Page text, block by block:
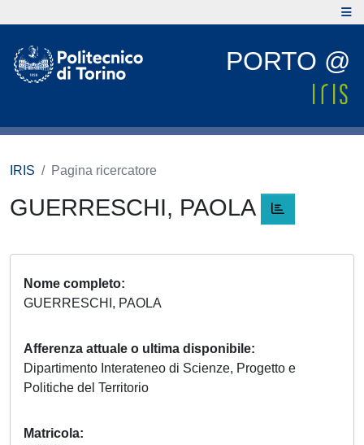
PORTO @
IRIS Pagina ricercatore
GUERRESCHI, PAOLA
Nome completo
GUERRESCHI, PAOLA
Afferenza attuale o ultima disponibile
Dipartimento Interateneo di Scienze, Progetto e
Politiche del Territorio
Matricola